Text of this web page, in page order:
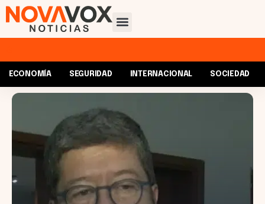
ECONOMÍA SEGURIDAD INTERNACIONAL SOCIEDAD